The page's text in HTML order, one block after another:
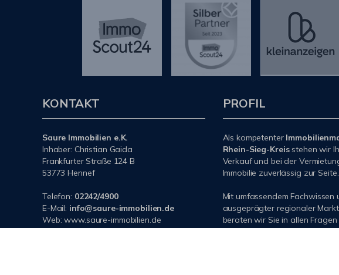
KONTAKT
Saure Immobilien e.K.
Inhaber: Christian Gaida
Frankfurter Straße 124 B
53773 Hennef
Telefon: 02242/4900
E-Mail: info@saure-immobilien.de
Web: www.saure-immobilien.de
PROFIL
Als kompetenter
Rhein-Sieg-Kreis stehen wir
Verkauf und bei der
Immobilie zuverlässig zur Seite.
Mit umfassendem Fachwissen
ausgeprägter regionaler
beraten wir Sie in allen Fragen
Haus oder Ihre Wohnung im